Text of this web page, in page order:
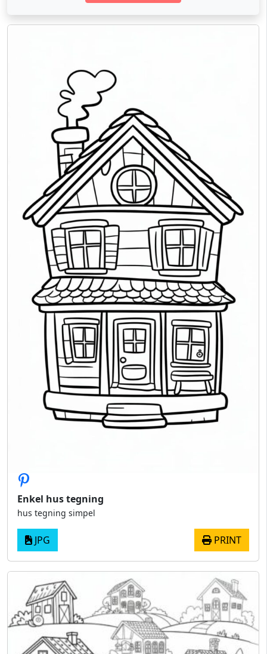
Enkel hus tegning
hus tegning simpel
JPG PRINT